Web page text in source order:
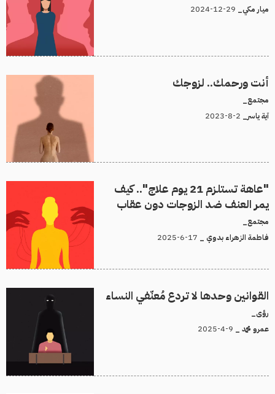
ميار مكي_
أنت ورحمك.. لزوجك
مجتمع_
آية ياسر_
"عاهة تستلزم 21 يوم علاج".. كيف
يمر العنف ضد الزوجات دون عقاب
مجتمع_
فاطمة الزهراء بدوي _
القوانين وحدها لا تردع مُعنّفي النساء
رؤى_
عمرو محمد _